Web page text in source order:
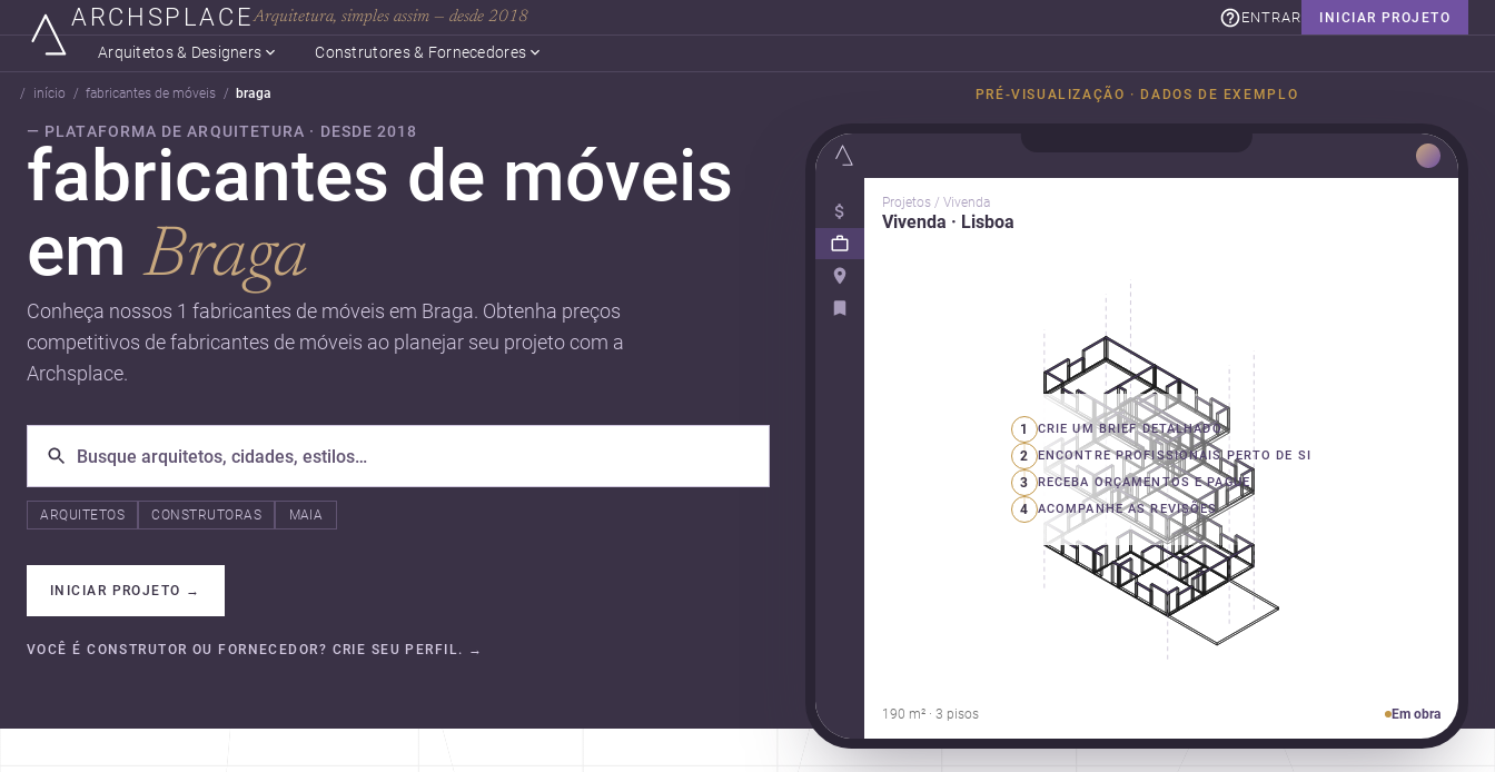
ARCHSPLACEArquitetura, simples assim — desde 2018 INICIAR PROJETO
ENTRAR
Arquitetos & Designers Construtores & Fornecedores
início fabricantes de móveis braga
— PLATAFORMA DE ARQUITETURA · DESDE 2018
fabricantes de móveis
emBraga
Conheça nossos 1 fabricantes de móveis em Braga. Obtenha preços
competitivos de fabricantes de móveis ao planejar seu projeto com a
Archsplace.
ARQUITETOS CONSTRUTORAS MAIA
INICIAR PROJETO →
VOCÊ É CONSTRUTOR OU FORNECEDOR? CRIE SEU PERFIL. →
PRÉ-VISUALIZAÇÃO · DADOS DE EXEMPLO
Projetos / Vivenda
Vivenda · Lisboa
1 CRIE UM BRIEF DETALHADO
2 ENCONTRE PROFISSIONAIS PERTO DE SI
3 RECEBA ORÇAMENTOS E PAGUE
4 ACOMPANHE AS REVISÕES
190 m² · 3 pisos Em obra